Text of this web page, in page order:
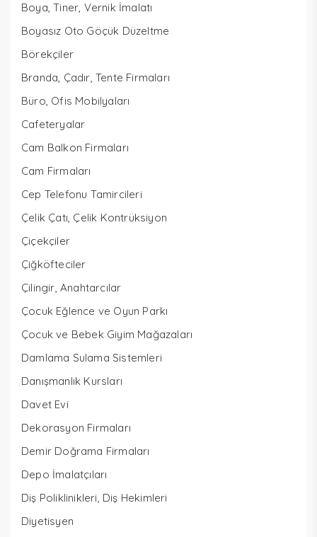
Boya, Tiner, Vernik İmalatı
Boyasız Oto Göçük Düzeltme
Börekçiler
Branda, Çadır, Tente Firmaları
Büro, Ofis Mobilyaları
Cafeteryalar
Cam Balkon Firmaları
Cam Firmaları
Cep Telefonu Tamircileri
Çelik Çatı, Çelik Kontrüksiyon
Çiçekçiler
Çiğköfteciler
Çilingir, Anahtarcılar
Çocuk Eğlence ve Oyun Parkı
Çocuk ve Bebek Giyim Mağazaları
Damlama Sulama Sistemleri
Danışmanlık Kursları
Davet Evi
Dekorasyon Firmaları
Demir Doğrama Firmaları
Depo İmalatçıları
Diş Poliklinikleri, Diş Hekimleri
Diyetisyen